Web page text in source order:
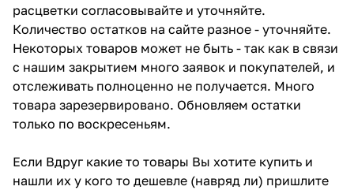
расцветки согласовывайте и уточняйте.
Количество остатков на сайте разное - уточняйте.
Некоторых товаров может не быть - так как в связи
с нашим закрытием много заявок и покупателей, и
отслеживать полноценно не получается. Много
товара зарезервировано. Обновляем остатки
только по воскресеньям.
Если Вдруг какие то товары Вы хотите купить и
нашли их у кого то дешевле (навряд ли) пришлите